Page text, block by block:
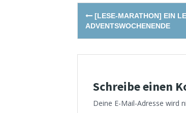
Post
navigation
[LESE-MARATHON] EIN
ADVENTSWOCHENENDE
Schreibe einen
Deine E-Mail-Adresse wird